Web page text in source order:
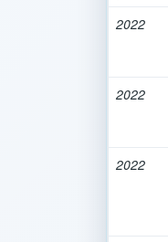
2022
2022
2022